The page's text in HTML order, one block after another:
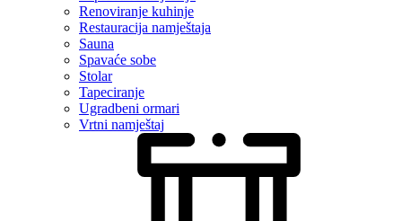
Renoviranje kuhinje
Restauracija namještaja
Sauna
Spavaće sobe
Stolar
Tapeciranje
Ugradbeni ormari
Vrtni namještaj